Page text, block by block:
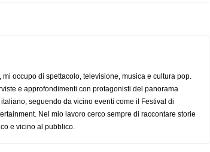
occupo di spettacolo, televisione, musica e cultura pop.
e approfondimenti con protagonisti del panorama
seguendo da vicino eventi come il Festival di
Nel mio lavoro cerco sempre di raccontare storie
e vicino al pubblico.